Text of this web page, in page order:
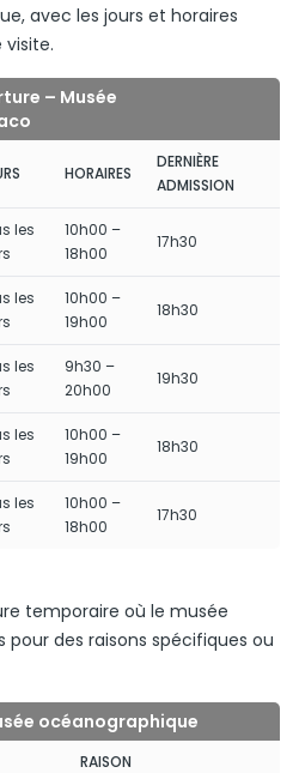
avec les jours et horaires
– Musée
HORAIRES
DERNIÈRE
ADMISSION
les
10h00 –
18h00
17h30
les
10h00 –
19h00
18h30
les
9h30 –
20h00
19h30
les
10h00 –
19h00
18h30
les
10h00 –
18h00
17h30
temporaire où le musée
pour des raisons spécifiques ou
océanographique
RAISON